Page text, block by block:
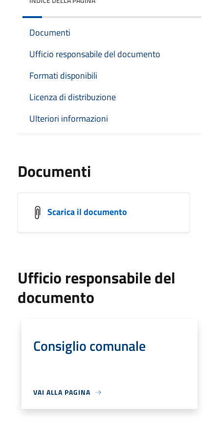
Documenti
Ufficio responsabile del documento
Formati disponibili
Licenza di distribuzione
Ulteriori informazioni
Documenti
Scarica il documento
Ufficio responsabile del
documento
Consiglio comunale
VAI ALLA PAGINA